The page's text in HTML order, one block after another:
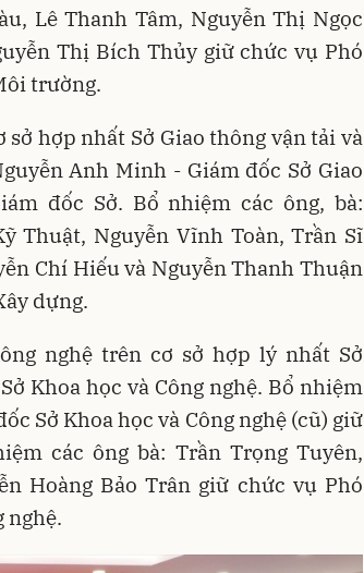
Lê Thanh Tâm, Nguyễn Thị Ngọc
Thị Bích Thủy giữ chức vụ Phó
trường.
hợp nhất Sở Giao thông vận tải và
Anh Minh - Giám đốc Sở Giao
đốc Sở. Bổ nhiệm các ông, bà:
Thuật, Nguyễn Vĩnh Toàn, Trần Sĩ
Chí Hiếu và Nguyễn Thanh Thuận
dựng.
nghệ trên cơ sở hợp lý nhất Sở
Khoa học và Công nghệ. Bổ nhiệm
Sở Khoa học và Công nghệ (cũ) giữ
các ông bà: Trần Trọng Tuyên,
Hoàng Bảo Trân giữ chức vụ Phó
nghệ.